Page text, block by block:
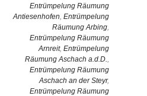
Entrümpelung Räumung
Antiesenhofen, Entrümpelung
Räumung Arbing,
Entrümpelung Räumung
Arnreit, Entrümpelung
Räumung Aschach a.d.D.,
Entrümpelung Räumung
Aschach an der Steyr,
Entrümpelung Räumung